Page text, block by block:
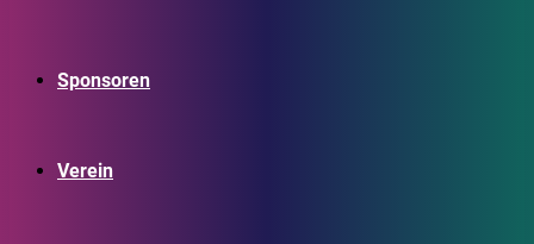
Sponsoren
Verein